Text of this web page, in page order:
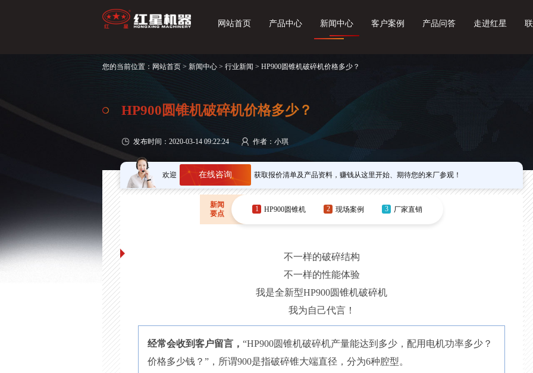
网站首页 产品中心 新闻中心 客户案例 产品问答 走进红星
您的当前位置： 网站首页 > 新闻中心 > 行业新闻 > HP900圆锥机破碎机价格多少？
HP900圆锥机破碎机价格多少？
发布时间：2020-03-14 09:22:24 作者：小琪
欢迎 在线咨询 获取报价清单及产品资料，赚钱从这里开始、期待您的来厂参观！
新闻
要点
1 HP900圆锥机 2 现场案例 3 厂家直销
不一样的破碎结构
不一样的性能体验
我是全新型HP900圆锥机破碎机
我为自己代言！
经常会收到客户留言， “HP900圆锥机破碎机产量能达到多少，配用电机功率多少？
价格多少钱？”，所谓900是指破碎锥大端直径，分为6种腔型。